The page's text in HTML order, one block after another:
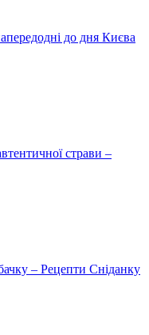
до дня Києва
страви –
– Рецепти Сніданку